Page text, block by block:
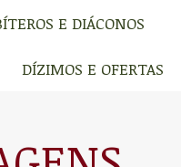
E DIÁCONOS
DÍZIMOS E OFERTAS
E DIÁCONOS
DÍZIMOS E OFERTAS